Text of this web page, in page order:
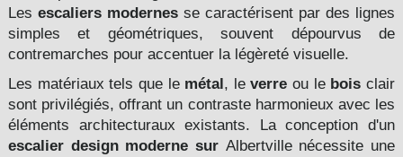
Les Design +
Les escaliers modernesse caractérisent par des lignes
simples et géométriques, souvent dépourvus de
contremarches pour accentuer la légèreté visuelle.
Les matériaux tels que le métal, leverreou le boisclair
sont privilégiés, offrant un contraste harmonieux avec les
éléments architecturaux existants. La conception d'un
escalier design moderne sur Albertville nécessite une